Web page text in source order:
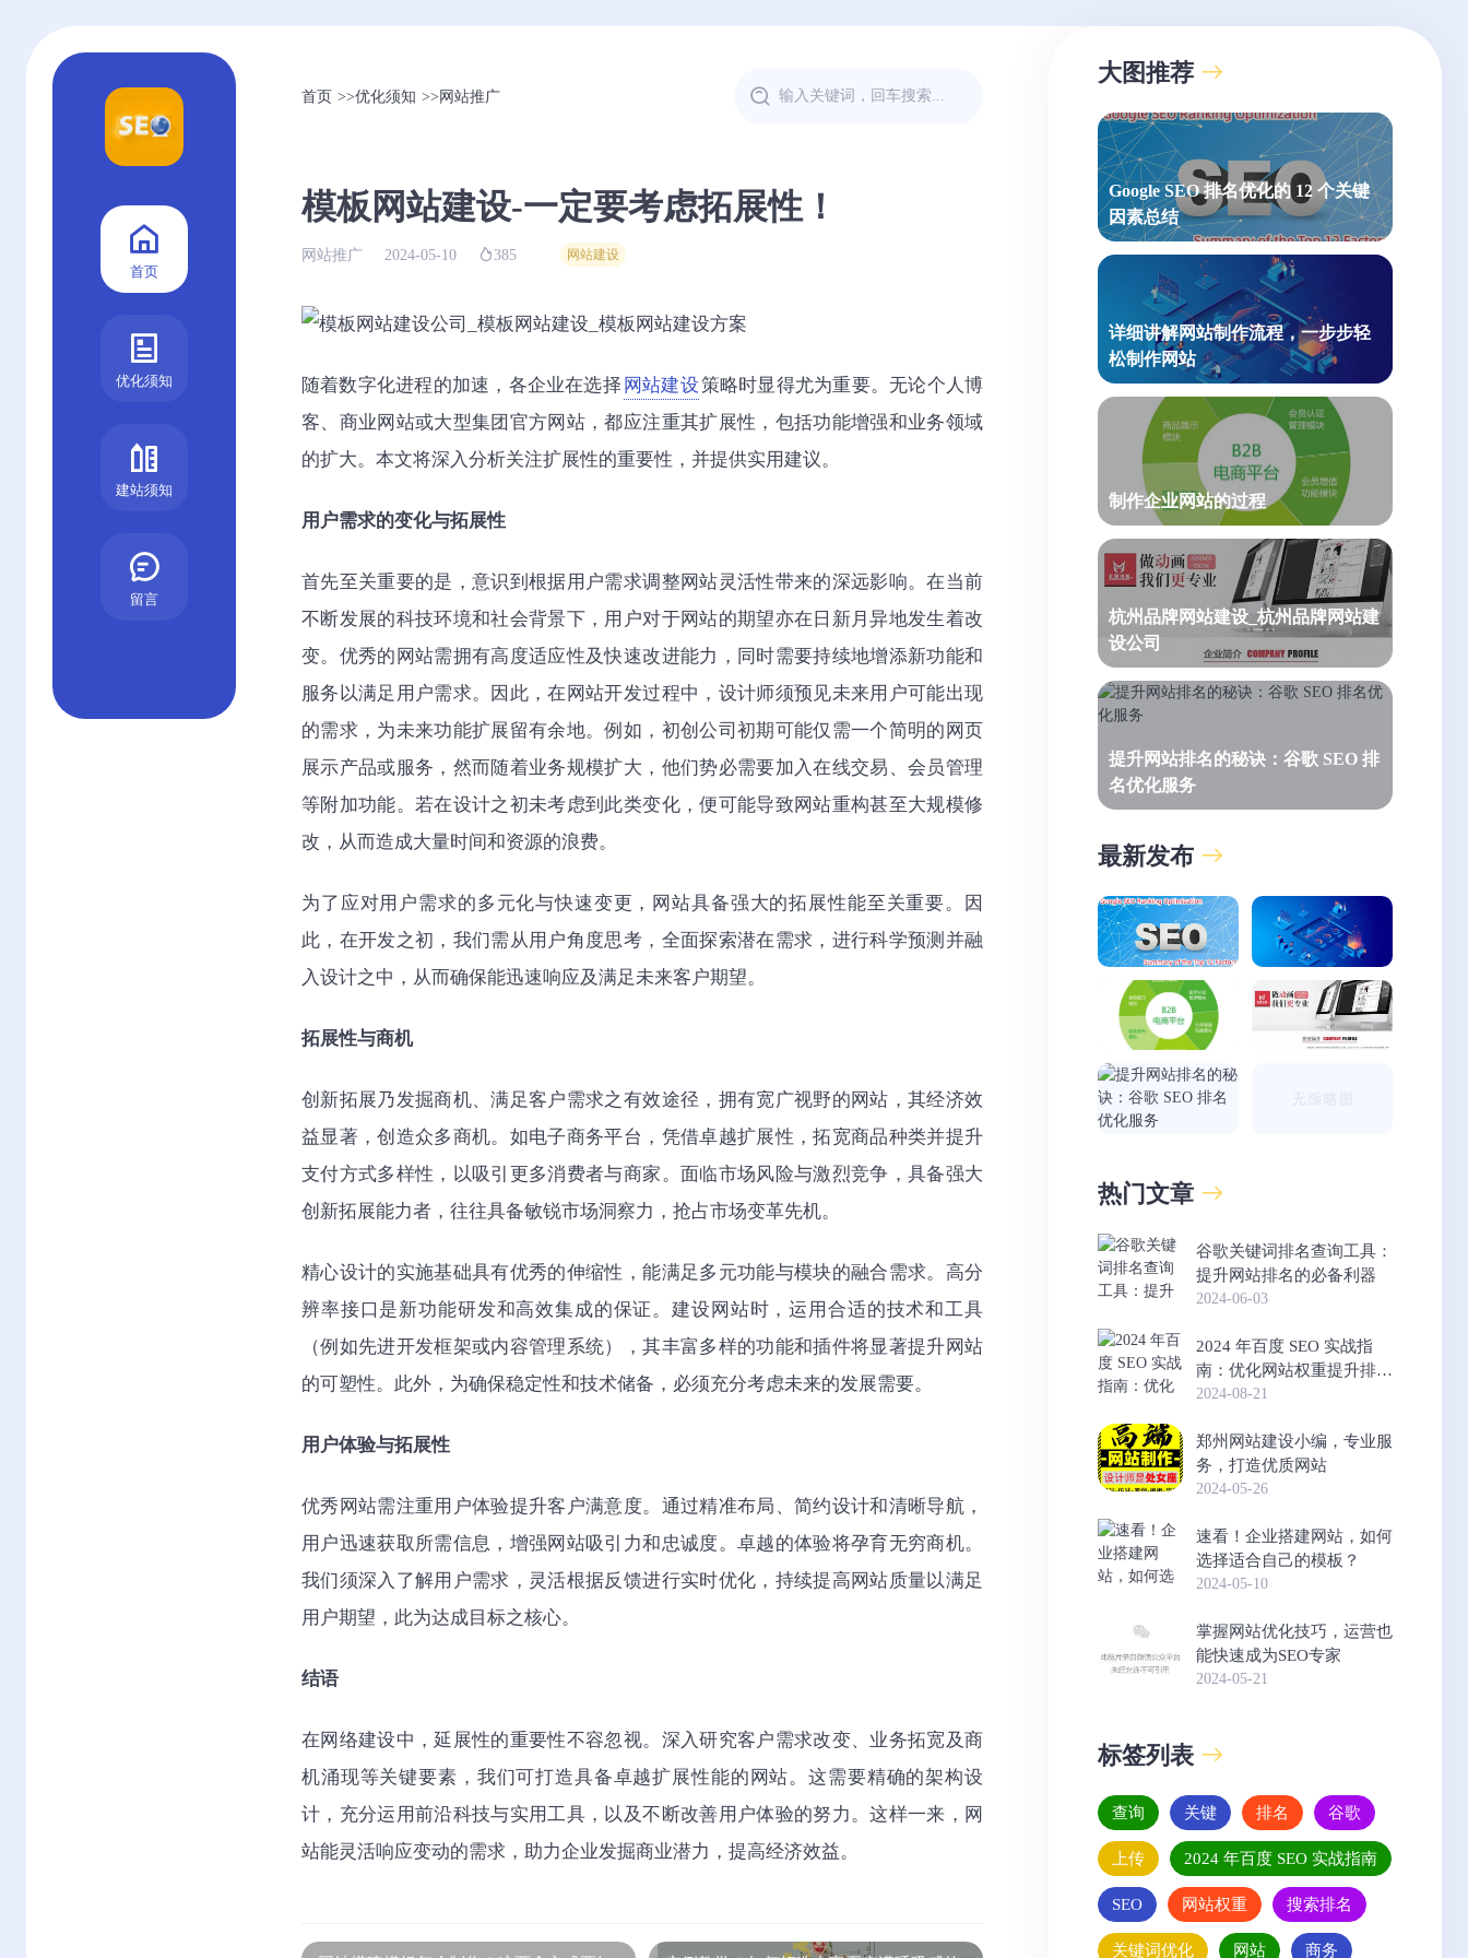
首页
优化须知
建站须知
留言
首页 >>优化须知 >>网站推广
模板网站建设-一定要考虑拓展性！
网站推广 2024-05-10 385 网站建设
随着数字化进程的加速，各企业在选择 网站建设策略时显得尤为重要。无论个人博
客、商业网站或大型集团官方网站，都应注重其扩展性，包括功能增强和业务领域
的扩大。本文将深入分析关注扩展性的重要性，并提供实用建议。
用户需求的变化与拓展性
首先至关重要的是，意识到根据用户需求调整网站灵活性带来的深远影响。在当前
不断发展的科技环境和社会背景下，用户对于网站的期望亦在日新月异地发生着改
变。优秀的网站需拥有高度适应性及快速改进能力，同时需要持续地增添新功能和
服务以满足用户需求。因此，在网站开发过程中，设计师须预见未来用户可能出现
的需求，为未来功能扩展留有余地。例如，初创公司初期可能仅需一个简明的网页
展示产品或服务，然而随着业务规模扩大，他们势必需要加入在线交易、会员管理
等附加功能。若在设计之初未考虑到此类变化，便可能导致网站重构甚至大规模修
改，从而造成大量时间和资源的浪费。
为了应对用户需求的多元化与快速变更，网站具备强大的拓展性能至关重要。因
此，在开发之初，我们需从用户角度思考，全面探索潜在需求，进行科学预测并融
入设计之中，从而确保能迅速响应及满足未来客户期望。
拓展性与商机
创新拓展乃发掘商机、满足客户需求之有效途径，拥有宽广视野的网站，其经济效
益显著，创造众多商机。如电子商务平台，凭借卓越扩展性，拓宽商品种类并提升
支付方式多样性，以吸引更多消费者与商家。面临市场风险与激烈竞争，具备强大
创新拓展能力者，往往具备敏锐市场洞察力，抢占市场变革先机。
精心设计的实施基础具有优秀的伸缩性，能满足多元功能与模块的融合需求。高分
辨率接口是新功能研发和高效集成的保证。建设网站时，运用合适的技术和工具
（例如先进开发框架或内容管理系统），其丰富多样的功能和插件将显著提升网站
的可塑性。此外，为确保稳定性和技术储备，必须充分考虑未来的发展需要。
用户体验与拓展性
优秀网站需注重用户体验提升客户满意度。通过精准布局、简约设计和清晰导航，
用户迅速获取所需信息，增强网站吸引力和忠诚度。卓越的体验将孕育无穷商机。
我们须深入了解用户需求，灵活根据反馈进行实时优化，持续提高网站质量以满足
用户期望，此为达成目标之核心。
结语
在网络建设中，延展性的重要性不容忽视。深入研究客户需求改变、业务拓宽及商
机涌现等关键要素，我们可打造具备卓越扩展性能的网站。这需要精确的架构设
计，充分运用前沿科技与实用工具，以及不断改善用户体验的努力。这样一来，网
站能灵活响应变动的需求，助力企业发掘商业潜力，提高经济效益。
大图推荐
Google SEO 排名优化的 12 个关键
因素总结
详细讲解网站制作流程，一步步轻
松制作网站
制作企业网站的过程
杭州品牌网站建设_杭州品牌网站建
设公司
提升网站排名的秘诀：谷歌 SEO 排
名优化服务
最新发布
热门文章
谷歌关键词排名查询工具：
提升网站排名的必备利器
2024-06-03
2024 年百度 SEO 实战指
南：优化网站权重提升排名
的方法
2024-08-21
郑州网站建设小编，专业服
务，打造优质网站
2024-05-26
速看！企业搭建网站，如何
选择适合自己的模板？
2024-05-10
掌握网站优化技巧，运营也
能快速成为SEO专家
2024-05-21
标签列表
查询 关键 排名 谷歌
上传 2024 年百度 SEO 实战指南
SEO 网站权重 搜索排名
关键词优化 网站 商务